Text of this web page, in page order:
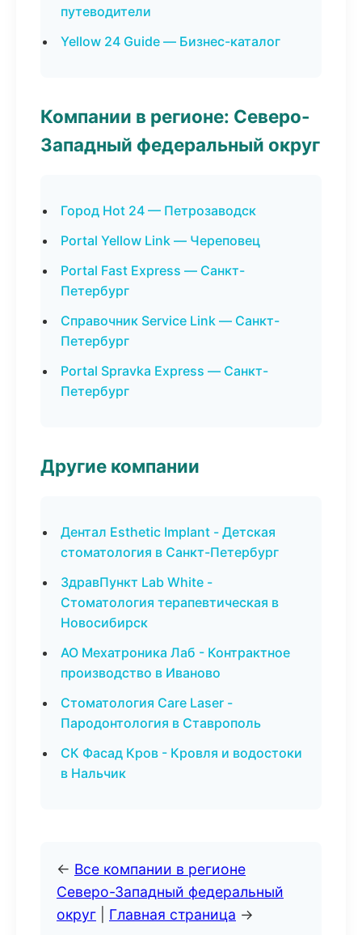
путеводители
Yellow 24 Guide — Бизнес-каталог
Компании в регионе: Северо-
Западный федеральный округ
Город Hot 24 — Петрозаводск
Portal Yellow Link — Череповец
Portal Fast Express — Санкт-
Петербург
Справочник Service Link — Санкт-
Петербург
Portal Spravka Express — Санкт-
Петербург
Другие компании
Дентал Esthetic Implant - Детская
стоматология в Санкт-Петербург
ЗдравПункт Lab White -
Стоматология терапевтическая в
Новосибирск
АО Мехатроника Лаб - Контрактное
производство в Иваново
Стоматология Care Laser -
Пародонтология в Ставрополь
СК Фасад Кров - Кровля и водостоки
в Нальчик
← Все компании в регионе
Северо-Западный федеральный
округ
Главная страница →